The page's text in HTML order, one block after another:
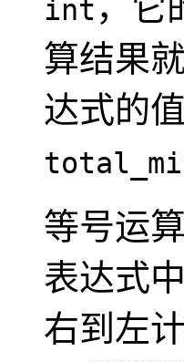
int
算结果
达式的
等号运
表达式
右到左